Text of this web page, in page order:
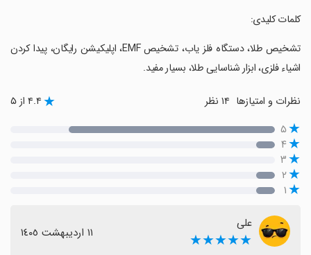
‏کلمات کلیدی:
‏تشخیص طلا، دستگاه فلز یاب، تشخیص EMF، اپلیکیشن رایگان، پیدا کردن
اشیاء فلزی، ابزار شناسایی طلا، بسیار مفید.
نظرات و امتیازها ۴.۴ از ۵
۵
۴
۳
۲
۱
علی
★★★★★ ١١ اردیبهشت ١٤٠٥